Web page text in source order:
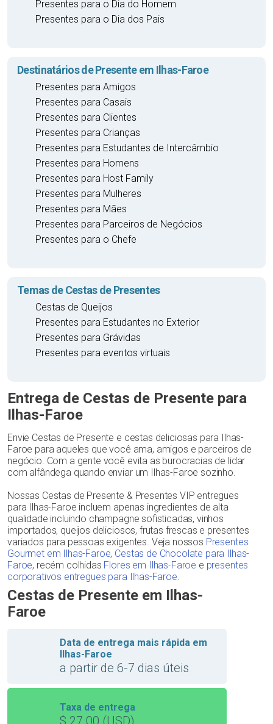
Presentes para o Dia do Homem
Presentes para o Dia dos Pais
Destinatários de Presente em Ilhas-Faroe
Presentes para Amigos
Presentes para Casais
Presentes para Clientes
Presentes para Crianças
Presentes para Estudantes de Intercâmbio
Presentes para Homens
Presentes para Host Family
Presentes para Mulheres
Presentes para Mães
Presentes para Parceiros de Negócios
Presentes para o Chefe
Temas de Cestas de Presentes
Cestas de Queijos
Presentes para Estudantes no Exterior
Presentes para Grávidas
Presentes para eventos virtuais
Entrega de Cestas de Presente para
Ilhas-Faroe
Envie Cestas de Presente e cestas deliciosas para Ilhas-
Faroe para aqueles que você ama, amigos e parceiros de
negócio. Com a gente você evita as burocracias de lidar
com alfândega quando enviar um Ilhas-Faroe sozinho.
Nossas Cestas de Presente & Presentes VIP entregues
para Ilhas-Faroe incluem apenas ingredientes de alta
qualidade incluindo champagne sofisticadas, vinhos
importados, queijos deliciosos, frutas frescas e presentes
variados para pessoas exigentes. Veja nossos Presentes
Gourmet em Ilhas-Faroe, Cestas de Chocolate para Ilhas-
Faroe, recém colhidas Flores em Ilhas-Faroe e presentes
corporativos entregues para Ilhas-Faroe.
Cestas de Presente em Ilhas-
Faroe
Data de entrega mais rápida em
Ilhas-Faroe
a partir de 6-7 dias úteis
Taxa de entrega
$ 27.00 (USD)